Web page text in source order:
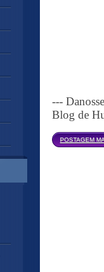
---
Blog de
POSTAGEM